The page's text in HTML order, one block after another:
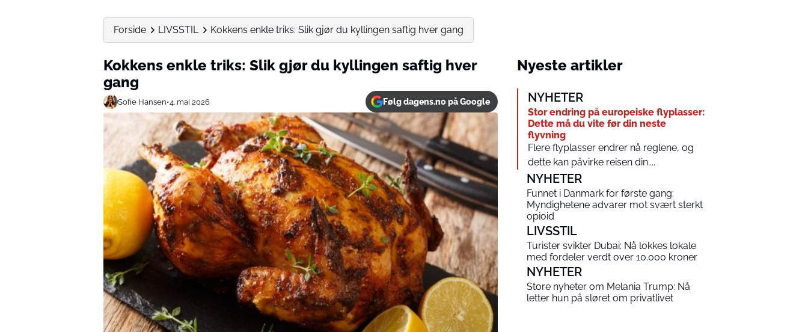
Forside LIVSSTIL Kokkens enkle triks: Slik gjør du kyllingen saftig hver gang
Kokkens enkle triks: Slik gjør du kyllingen saftig hver
gang
Sofie Hansen•4. mai 2026 Følg dagens.no på Google
Nyeste artikler
NYHETER
Stor endring på europeiske flyplasser:
Dette må du vite før din neste
flyvning
Flere flyplasser endrer nå reglene, og
dette kan påvirke reisen din....
NYHETER
Funnet i Danmark for første gang:
Myndighetene advarer mot svært sterkt
opioid
LIVSSTIL
Turister svikter Dubai: Nå lokkes lokale
med fordeler verdt over 10.000 kroner
NYHETER
Store nyheter om Melania Trump: Nå
letter hun på sløret om privatlivet